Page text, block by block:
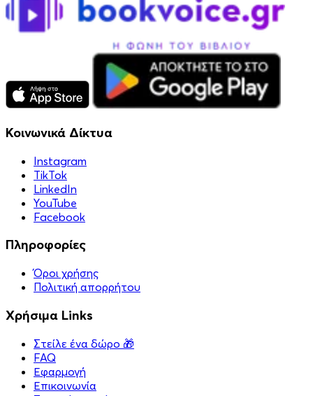
Κοινωνικά Δίκτυα
Instagram
TikTok
LinkedIn
YouTube
Facebook
Πληροφορίες
Όροι χρήσης
Πολιτική απορρήτου
Χρήσιμα Links
Στείλε ένα δώρο 🎁
FAQ
Εφαρμογή
Επικοινωνία